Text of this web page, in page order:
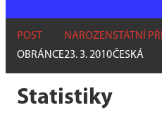
POST
OBRÁNCE
NAROZEN
23. 3. 2010
STÁTNÍ
ČESKÁ
Statistiky